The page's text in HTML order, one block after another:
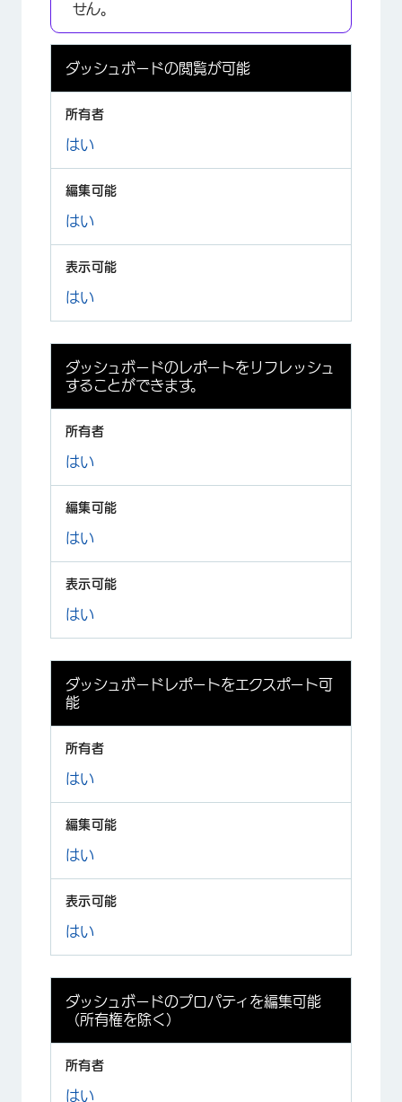
×
せん。
ダッシュボードの閲覧が可能
はい
はい
はい
ダッシュボードのレポートをリフレッシュ
することができます。
はい
はい
はい
ダッシュボードレポートをエクスポート可
能
はい
はい
はい
ダッシュボードのプロパティを編集可能
（所有権を除く）
はい